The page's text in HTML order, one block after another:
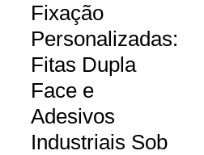
Fixação
Personalizadas:
Fitas Dupla
Face e
Adesivos
Industriais Sob